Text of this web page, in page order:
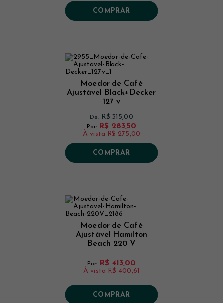
COMPRAR
Moedor de Café
Ajustável Black+Decker
127 v
De: R$ 315,00
Por: R$ 283,50
À vista R$ 275,00
COMPRAR
Moedor de Café
Ajustável Hamilton
Beach 220 V
Por: R$ 413,00
À vista R$ 400,61
COMPRAR